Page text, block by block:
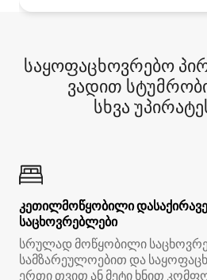
საყოფაცხოვრებო
ვადით
სხვა
კეთილმოწყობილი
საცხოვრებლები
სრულად მოწყობილი
სამზარეულოებით და
ერთი თვით ან მეტი ხნით